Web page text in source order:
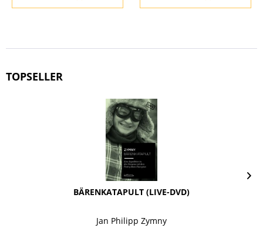
TOPSELLER
BÄRENKATAPULT (LIVE-DVD)
Jan Philipp Zymny